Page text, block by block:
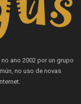
ano 2002 por un grupo
no uso de novas